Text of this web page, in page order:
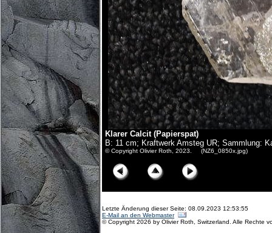
Klarer Calcit (Papierspat)
B: 11 cm; Kraftwerk Amsteg UR; Sammlung:
© Copyright Olivier Roth, 2023. (NZ6_0850x.jpg)
Letzte Änderung dieser Seite: 08.09.2023 12:53:55
E-Mail an den Webmaster
© Copyright 2026 by Olivier Roth, Switzerland. Alle Rechte